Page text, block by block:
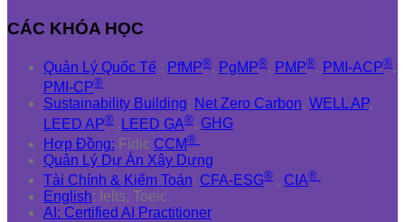
CÁC KHÓA HỌC
Quản Lý Quốc Tế : PfMP®, PgMP®, PMP®, PMI-ACP®,
PMI-CP®
Sustainability Building: Net Zero Carbon, WELL AP,
LEED AP® , LEED GA®, GHG
Hợp Đồng: Fidic CCM®
Quản Lý Dự Án Xây Dựng
Tài Chính & Kiểm Toán: CFA-ESG® , CIA®
English: Ielts, Toeic
AI: Certified AI Practitioner